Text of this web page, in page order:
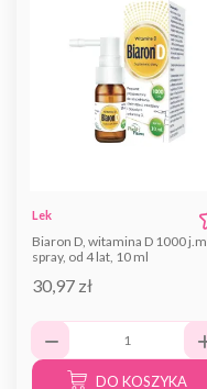
Lek
Biaron D, witamina D 1000 j.m.,
spray, od 4 lat, 10 ml
30,97 zł
DO KOSZYKA